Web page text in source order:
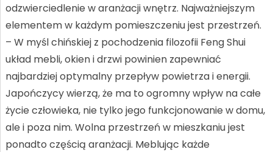
odzwierciedlenie w aranżacji wnętrz. Najważniejszym
elementem w każdym pomieszczeniu jest przestrzeń.
– W myśl chińskiej z pochodzenia filozofii Feng Shui
układ mebli, okien i drzwi powinien zapewniać
najbardziej optymalny przepływ powietrza i energii.
Japończycy wierzą, że ma to ogromny wpływ na całe
życie człowieka, nie tylko jego funkcjonowanie w domu,
ale i poza nim. Wolna przestrzeń w mieszkaniu jest
ponadto częścią aranżacji. Meblując każde